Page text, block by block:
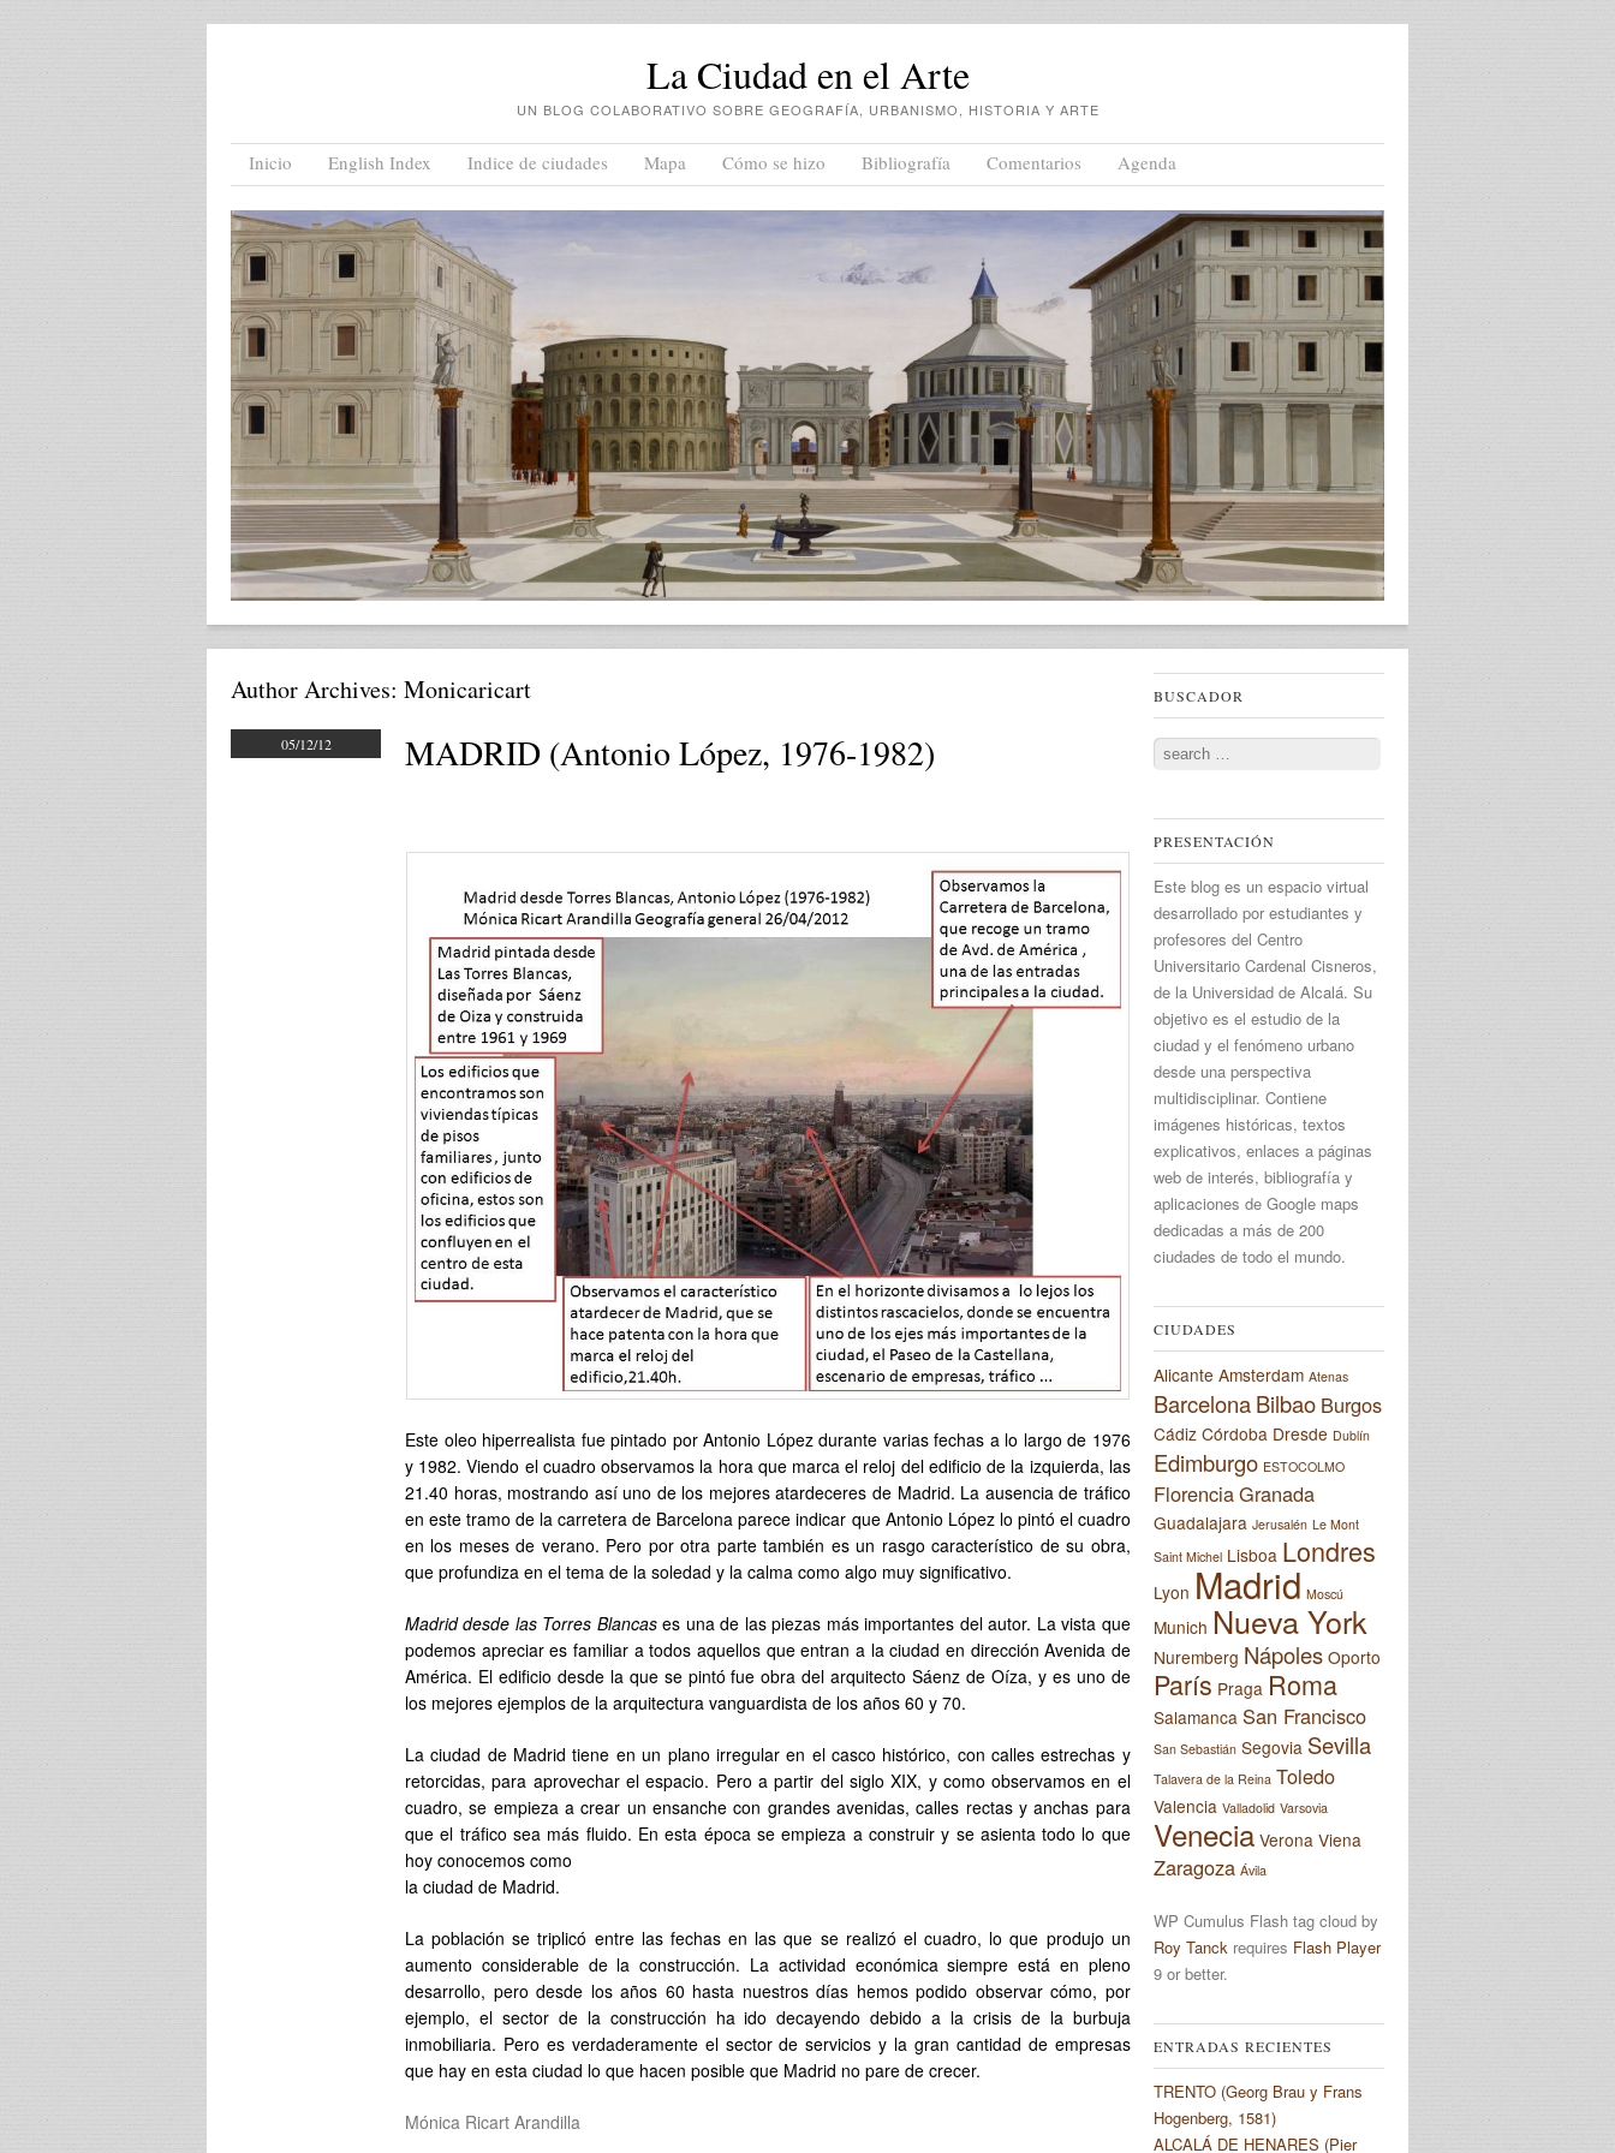
La Ciudad en el Arte
UN BLOG COLABORATIVO SOBRE GEOGRAFÍA, URBANISMO, HISTORIA Y ARTE
Menu
Skip to content
Inicio English Index Indice de ciudades Mapa Cómo se hizo Bibliografía Comentarios Agenda
Author Archives: Monicaricart
05/12/12 MADRID (Antonio López, 1976-1982)
Este oleo hiperrealista fue pintado por Antonio López durante varias fechas a lo largo de 1976
y 1982. Viendo el cuadro observamos la hora que marca el reloj del edificio de la izquierda, las
21.40 horas, mostrando así uno de los mejores atardeceres de Madrid. La ausencia de tráfico
en este tramo de la carretera de Barcelona parece indicar que Antonio López lo pintó el cuadro
en los meses de verano. Pero por otra parte también es un rasgo característico de su obra,
que profundiza en el tema de la soledad y la calma como algo muy significativo.
Madrid desde las Torres Blancases una de las piezas más importantes del autor. La vista que
podemos apreciar es familiar a todos aquellos que entran a la ciudad en dirección Avenida de
América. El edificio desde la que se pintó fue obra del arquitecto Sáenz de Oíza, y es uno de
los mejores ejemplos de la arquitectura vanguardista de los años 60 y 70.
La ciudad de Madrid tiene en un plano irregular en el casco histórico, con calles estrechas y
retorcidas, para aprovechar el espacio. Pero a partir del siglo XIX, y como observamos en el
cuadro, se empieza a crear un ensanche con grandes avenidas, calles rectas y anchas para
que el tráfico sea más fluido. En esta época se empieza a construir y se asienta todo lo que
hoy conocemos como
la ciudad de Madrid.
La población se triplicó entre las fechas en las que se realizó el cuadro, lo que produjo un
aumento considerable de la construcción. La actividad económica siempre está en pleno
desarrollo, pero desde los años 60 hasta nuestros días hemos podido observar cómo, por
ejemplo, el sector de la construcción ha ido decayendo debido a la crisis de la burbuja
inmobiliaria. Pero es verdaderamente el sector de servicios y la gran cantidad de empresas
que hay en esta ciudad lo que hacen posible que Madrid no pare de crecer.
Mónica Ricart Arandilla
BUSCADOR
Search
PRESENTACIÓN
Este blog es un espacio virtual
desarrollado por estudiantes y
profesores del Centro
Universitario Cardenal Cisneros,
de la Universidad de Alcalá. Su
objetivo es el estudio de la
ciudad y el fenómeno urbano
desde una perspectiva
multidisciplinar. Contiene
imágenes históricas, textos
explicativos, enlaces a páginas
web de interés, bibliografía y
aplicaciones de Google maps
dedicadas a más de 200
ciudades de todo el mundo.
CIUDADES
Alicante Amsterdam Atenas
BarcelonaBilbao Burgos
Cádiz Córdoba Dresde Dublín
Edimburgo ESTOCOLMO
FlorenciaGranada
Guadalajara Jerusalén Le Mont
Saint Michel Lisboa Londres
Lyon Madrid Moscú
Munich Nueva York
Nuremberg Nápoles Oporto
París Praga Roma
Salamanca San Francisco
San Sebastián Segovia Sevilla
Talavera de la Reina Toledo
Valencia Valladolid Varsovia
Venecia Verona Viena
Zaragoza Ávila
WP Cumulus Flash tag cloud by
Roy Tanck requires Flash Player
9 or better.
ENTRADAS RECIENTES
TRENTO (Georg Brau y Frans
Hogenberg, 1581)
ALCALÁ DE HENARES (Pier